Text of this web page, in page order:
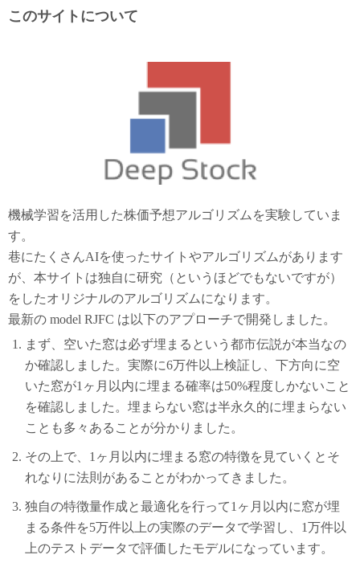
このサイトについて
機械学習を活用した株価予想アルゴリズムを実験していま
す。
巷にたくさんAIを使ったサイトやアルゴリズムがあります
が、本サイトは独自に研究（というほどでもないですが）
をしたオリジナルのアルゴリズムになります。
最新の model RJFC は以下のアプローチで開発しました。
まず、空いた窓は必ず埋まるという都市伝説が本当なの
か確認しました。実際に6万件以上検証し、下方向に空
いた窓が1ヶ月以内に埋まる確率は50%程度しかないこと
を確認しました。埋まらない窓は半永久的に埋まらない
ことも多々あることが分かりました。
その上で、1ヶ月以内に埋まる窓の特徴を見ていくとそ
れなりに法則があることがわかってきました。
独自の特徴量作成と最適化を行って1ヶ月以内に窓が埋
まる条件を5万件以上の実際のデータで学習し、1万件以
上のテストデータで評価したモデルになっています。